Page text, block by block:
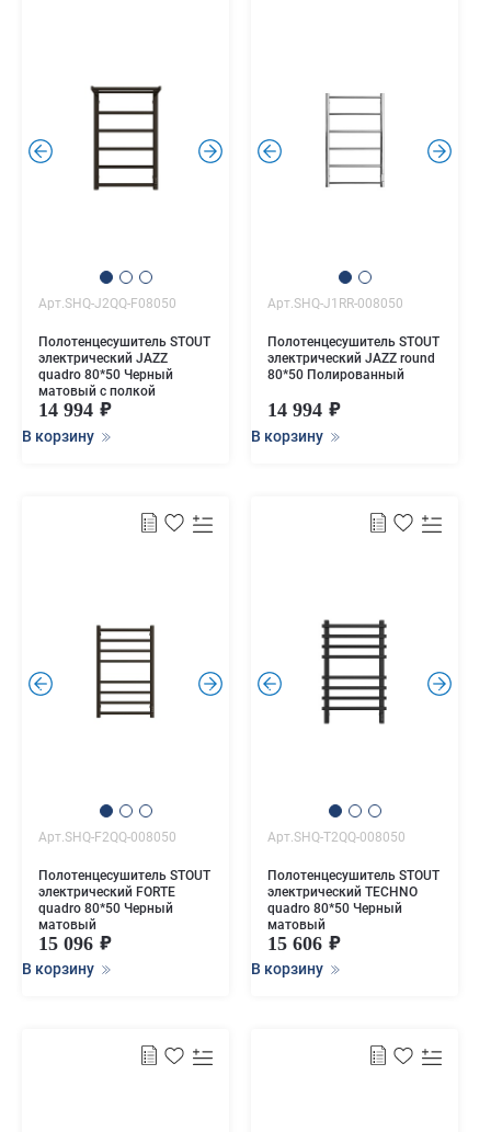
. .
Арт.SHQ-J2QQ-F08050
Полотенцесушитель STOUT
электрический JAZZ
quadro 80*50 Черный
матовый с полкой
14 994
В корзину
. .
Арт.SHQ-J1RR-008050
Полотенцесушитель STOUT
электрический JAZZ round
80*50 Полированный
14 994
В корзину
. .
Арт.SHQ-F2QQ-008050
Полотенцесушитель STOUT
электрический FORTE
quadro 80*50 Черный
матовый
15 096
В корзину
. .
Арт.SHQ-T2QQ-008050
Полотенцесушитель STOUT
электрический TECHNO
quadro 80*50 Черный
матовый
15 606
В корзину